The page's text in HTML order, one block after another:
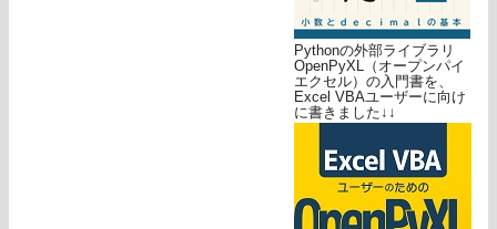
Pythonの外部ライブラリ
OpenPyXL（オープンパイ
エクセル）の入門書を、
Excel VBAユーザーに向け
に書きました↓↓